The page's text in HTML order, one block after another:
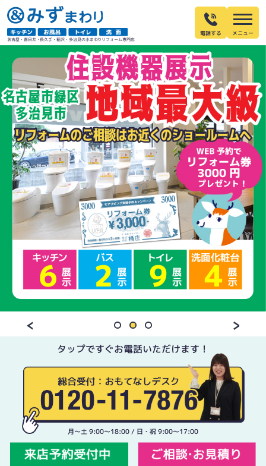
名古屋・春日井・長久手・稲沢・多治見の水まわりリフォーム専門店
電話する
タップですぐお電話いただけます！
月〜土 9:00〜18:00 / 日・祝 9:00〜17:00